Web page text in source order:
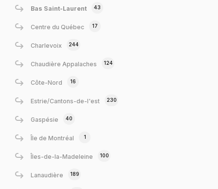
Bas Saint-Laurent 43
Centre du Québec 17
Charlevoix 244
Chaudière Appalaches 124
Côte-Nord 16
Estrie/Cantons-de-l'est 230
Gaspésie 40
Île de Montréal 1
Îles-de-la-Madeleine 100
Lanaudière 189